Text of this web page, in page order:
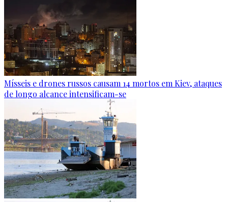
Mísseis e drones russos causam 14 mortos em Kiev, ataques
de longo alcance intensificam-se